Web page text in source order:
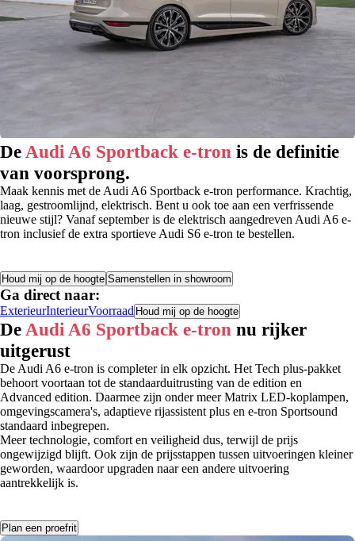
De Audi A6 Sportback e-tron is de definitie
van voorsprong.
Maak kennis met de Audi A6 Sportback e-tron performance. Krachtig,
laag, gestroomlijnd, elektrisch. Bent u ook toe aan een verfrissende
nieuwe stijl? Vanaf september is de elektrisch aangedreven Audi A6 e-
tron inclusief de extra sportieve Audi S6 e-tron te bestellen.
Houd mij op de hoogte Samenstellen in showroom
Ga direct naar:
ExterieurInterieurVoorraad Houd mij op de hoogte
De Audi A6 Sportback e-tron nu rijker
uitgerust
De Audi A6 e-tron is completer in elk opzicht. Het Tech plus-pakket
behoort voortaan tot de standaarduitrusting van de edition en
Advanced edition. Daarmee zijn onder meer Matrix LED-koplampen,
omgevingscamera's, adaptieve rijassistent plus en e-tron Sportsound
standaard inbegrepen.
Meer technologie, comfort en veiligheid dus, terwijl de prijs
ongewijzigd blijft. Ook zijn de prijsstappen tussen uitvoeringen kleiner
geworden, waardoor upgraden naar een andere uitvoering
aantrekkelijk is.
Plan een proefrit